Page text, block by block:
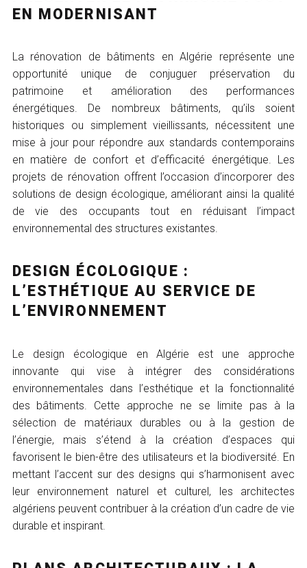
EN MODERNISANT
La rénovation de bâtiments en Algérie représente une
opportunité unique de conjuguer préservation du
patrimoine et amélioration des performances
énergétiques. De nombreux bâtiments, qu’ils soient
historiques ou simplement vieillissants, nécessitent une
mise à jour pour répondre aux standards contemporains
en matière de confort et d’efficacité énergétique. Les
projets de rénovation offrent l’occasion d’incorporer des
solutions de design écologique, améliorant ainsi la qualité
de vie des occupants tout en réduisant l’impact
environnemental des structures existantes.
DESIGN ÉCOLOGIQUE :
L’ESTHÉTIQUE AU SERVICE DE
L’ENVIRONNEMENT
Le design écologique en Algérie est une approche
innovante qui vise à intégrer des considérations
environnementales dans l’esthétique et la fonctionnalité
des bâtiments. Cette approche ne se limite pas à la
sélection de matériaux durables ou à la gestion de
l’énergie, mais s’étend à la création d’espaces qui
favorisent le bien-être des utilisateurs et la biodiversité. En
mettant l’accent sur des designs qui s’harmonisent avec
leur environnement naturel et culturel, les architectes
algériens peuvent contribuer à la création d’un cadre de vie
durable et inspirant.